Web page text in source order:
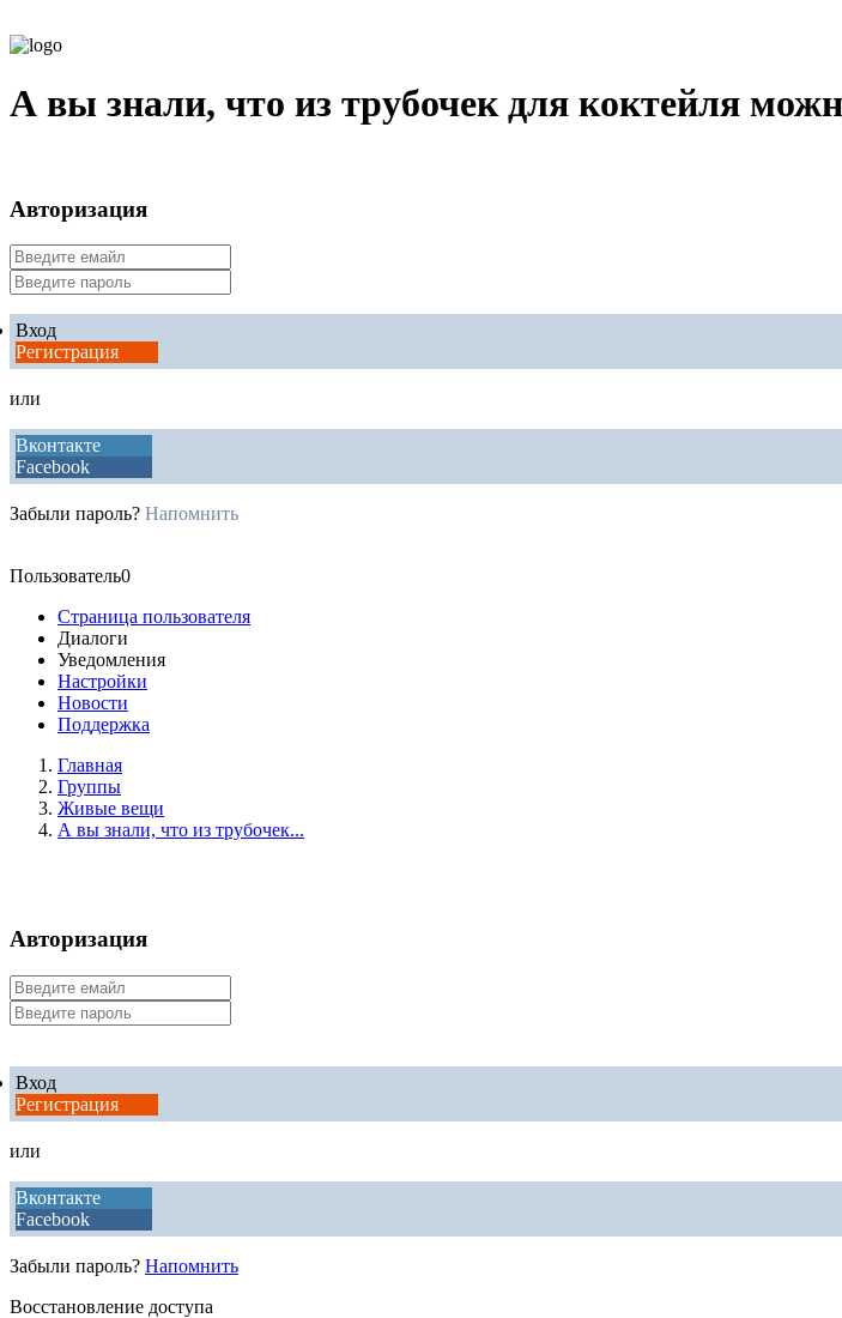
А вы знали, что из трубочек для коктейля
Авторизация
Вход
Регистрация
или
Вконтакте
Facebook
Забыли пароль? Напомнить
Пользователь0
Страница пользователя
Диалоги
Уведомления
Настройки
Новости
Поддержка
Главная
Группы
Живые вещи
А вы знали, что из трубочек...
Авторизация
Вход
Регистрация
или
Вконтакте
Facebook
Забыли пароль? Напомнить
Восстановление доступа